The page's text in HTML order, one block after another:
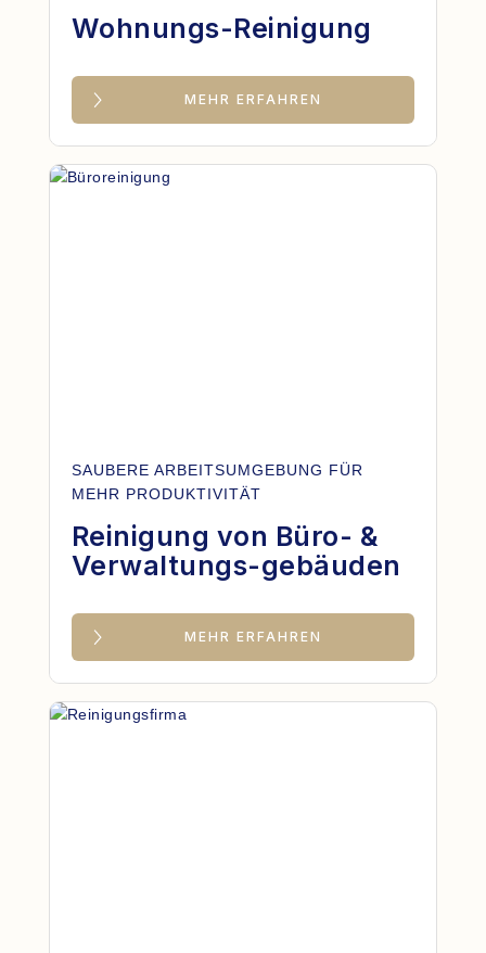
Wohnungs-Reinigung
MEHR ERFAHREN
SAUBERE ARBEITSUMGEBUNG FÜR
MEHR PRODUKTIVITÄT
Reinigung von Büro- &
Verwaltungs-gebäuden
MEHR ERFAHREN